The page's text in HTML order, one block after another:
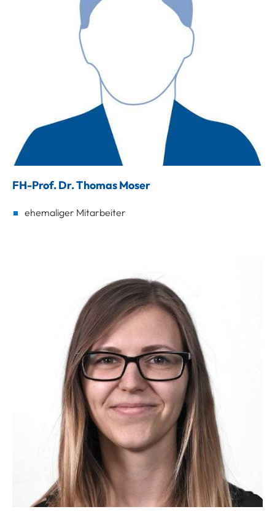
FH-Prof. Dr. Thomas Moser
ehemaliger Mitarbeiter